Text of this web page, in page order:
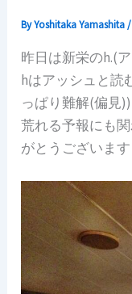
ByYoshitaka Yamashita/
昨日は新栄のh.(
hはアッシュと読
っぱり難解(偏見
荒れる予報にも
がとうございます